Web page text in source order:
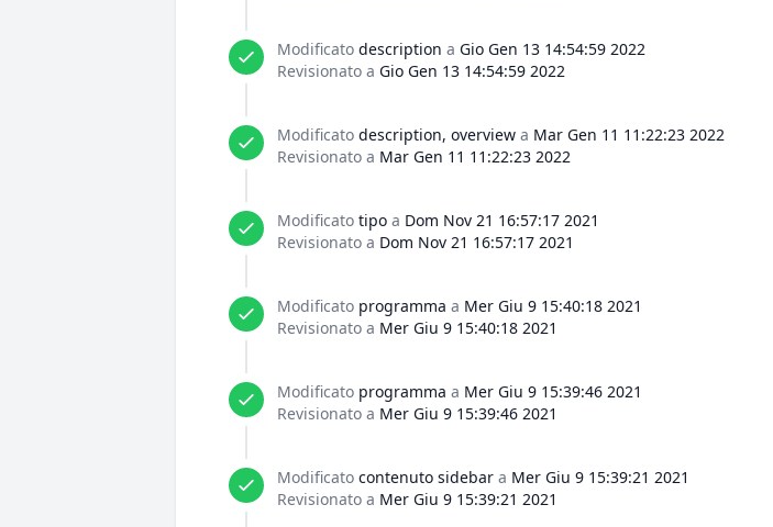
Modificato description a Gio Gen 13 14:54:59 2022
Revisionato a Gio Gen 13 14:54:59 2022
Modificato description, overview a Mar Gen 11 11:22:23 2022
Revisionato a Mar Gen 11 11:22:23 2022
Modificato tipo a Dom Nov 21 16:57:17 2021
Revisionato a Dom Nov 21 16:57:17 2021
Modificato programma a Mer Giu 9 15:40:18 2021
Revisionato a Mer Giu 9 15:40:18 2021
Modificato programma a Mer Giu 9 15:39:46 2021
Revisionato a Mer Giu 9 15:39:46 2021
Modificato contenuto sidebar a Mer Giu 9 15:39:21 2021
Revisionato a Mer Giu 9 15:39:21 2021